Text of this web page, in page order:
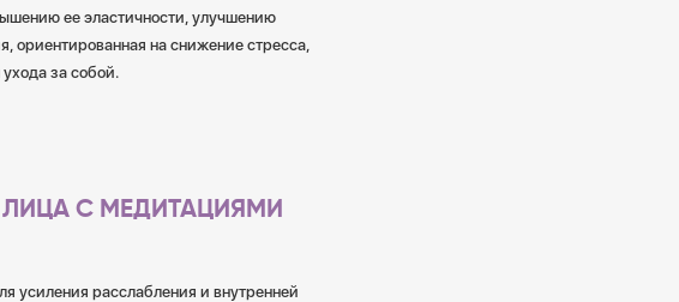
ее эластичности, улучшению
ориентированная на снижение стресса,
за собой.
С МЕДИТАЦИЯМИ
усиления расслабления и внутренней